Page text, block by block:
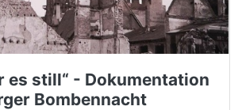
es still“ - Dokumentation
Bombennacht